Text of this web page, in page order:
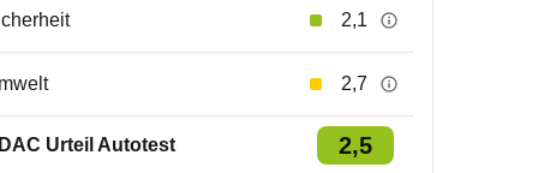
2,1
2,7
Urteil Autotest 2,5